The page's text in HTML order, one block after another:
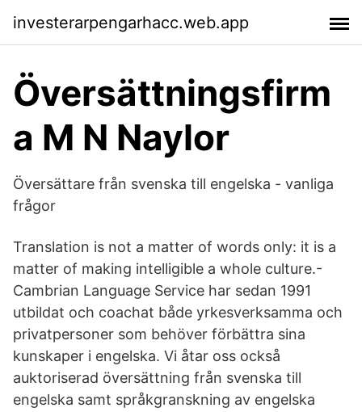
investerarpengarhacc.web.app
Översättningsfirm
a M N Naylor
Översättare från svenska till engelska - vanliga
frågor
Translation is not a matter of words only: it is a
matter of making intelligible a whole culture.-
Cambrian Language Service har sedan 1991
utbildat och coachat både yrkesverksamma och
privatpersoner som behöver förbättra sina
kunskaper i engelska. Vi åtar oss också
auktoriserad översättning från svenska till
engelska samt språkgranskning av engelska